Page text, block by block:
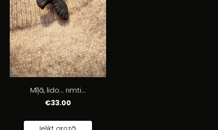
Mīļā, lido... rimti...
€33.00